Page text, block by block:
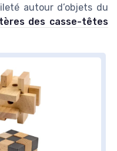
autour d’objets du
des casse-têtes